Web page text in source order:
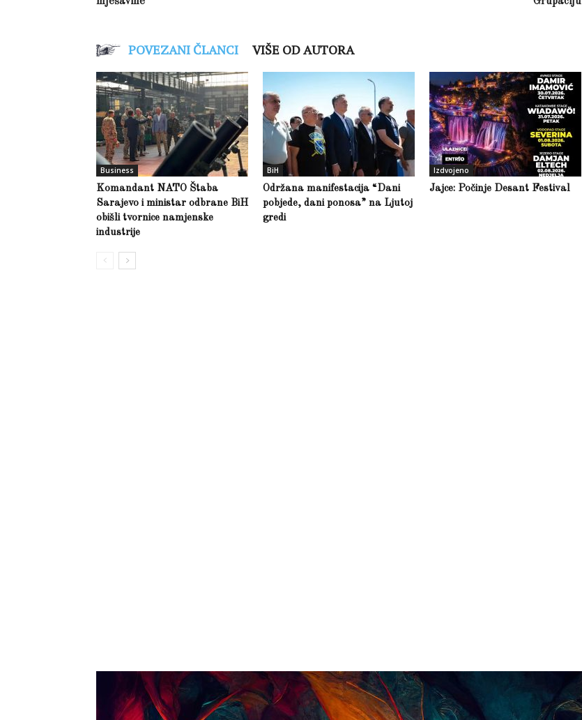
POVEZANI ČLANCI VIŠE OD AUTORA
Business
Komandant NATO Štaba
Sarajevo i ministar odbrane BiH
obišli tvornice namjenske
industrije
BiH
Održana manifestacija “Dani
pobjede, dani ponosa” na Ljutoj
gredi
Izdvojeno
Jajce: Počinje Desant Festival